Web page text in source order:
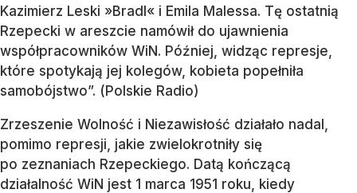
Kazimierz Leski »Bradl« i Emila Malessa. Tę ostatnią
Rzepecki w areszcie namówił do ujawnienia
współpracowników WiN. Później, widząc represje,
które spotykają jej kolegów, kobieta popełniła
samobójstwo”. (Polskie Radio)
Zrzeszenie Wolność i Niezawisłość działało nadal,
pomimo represji, jakie zwielokrotniły się
po zeznaniach Rzepeckiego. Datą kończącą
działalność WiN jest 1 marca 1951 roku, kiedy